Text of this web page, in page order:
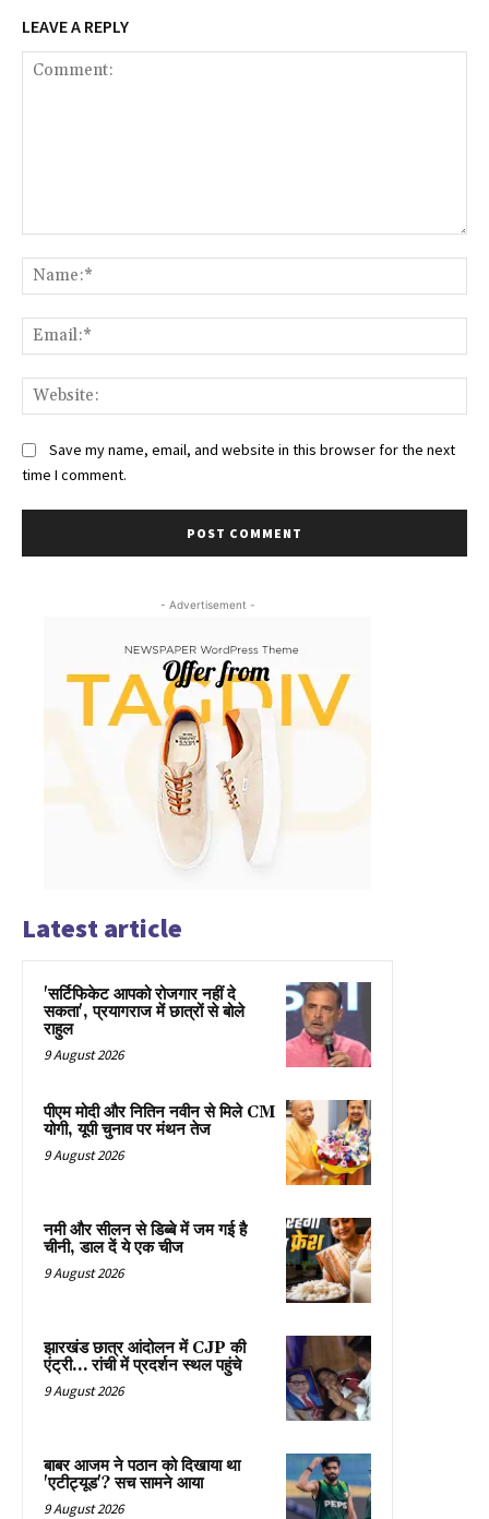
LEAVE A REPLY
Save my name, email, and website in this browser for the next
time I comment.
- Advertisement -
Latest article
'सर्टिफिकेट आपको रोजगार नहीं दे
सकता', प्रयागराज में छात्रों से बोले
राहुल
9 August 2026
पीएम मोदी और नितिन नवीन से मिले CM
योगी, यूपी चुनाव पर मंथन तेज
9 August 2026
नमी और सीलन से डिब्बे में जम गई है
चीनी, डाल दें ये एक चीज
9 August 2026
झारखंड छात्र आंदोलन में CJP की
एंट्री… रांची में प्रदर्शन स्थल पहुंचे
9 August 2026
बाबर आजम ने पठान को दिखाया था
'एटीट्यूड'? सच सामने आया
9 August 2026